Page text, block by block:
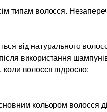
типам волосся.
від натурального
використання
коли волосся відросло;
кольором волосся